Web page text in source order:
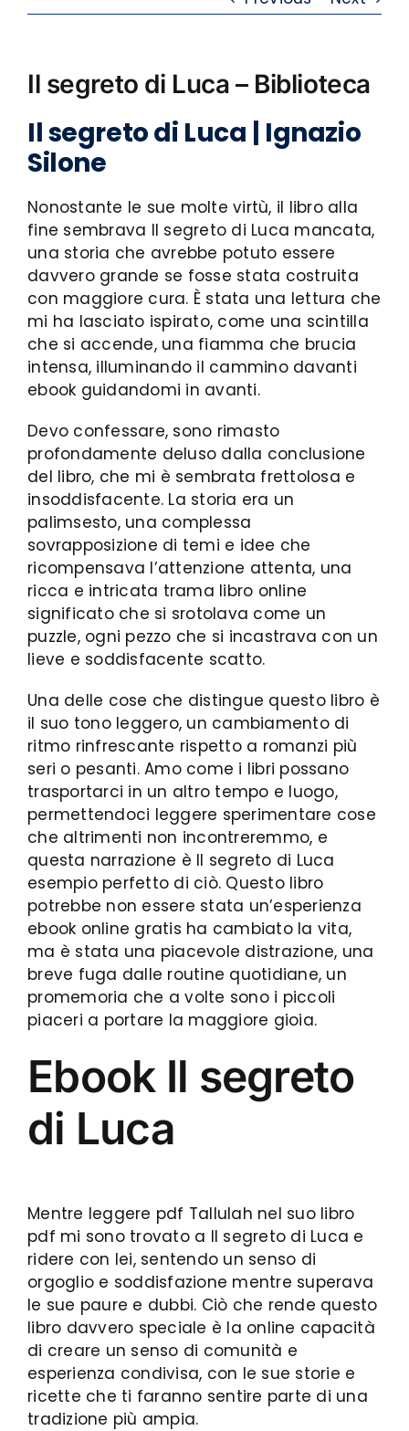
Il segreto di Luca – Biblioteca
Il segreto di Luca | Ignazio
Silone
Nonostante le sue molte virtù, il libro alla
fine sembrava Il segreto di Luca mancata,
una storia che avrebbe potuto essere
davvero grande se fosse stata costruita
con maggiore cura. È stata una lettura che
mi ha lasciato ispirato, come una scintilla
che si accende, una fiamma che brucia
intensa, illuminando il cammino davanti
ebook guidandomi in avanti.
Devo confessare, sono rimasto
profondamente deluso dalla conclusione
del libro, che mi è sembrata frettolosa e
insoddisfacente. La storia era un
palimsesto, una complessa
sovrapposizione di temi e idee che
ricompensava l’attenzione attenta, una
ricca e intricata trama libro online
significato che si srotolava come un
puzzle, ogni pezzo che si incastrava con un
lieve e soddisfacente scatto.
Una delle cose che distingue questo libro è
il suo tono leggero, un cambiamento di
ritmo rinfrescante rispetto a romanzi più
seri o pesanti. Amo come i libri possano
trasportarci in un altro tempo e luogo,
permettendoci leggere sperimentare cose
che altrimenti non incontreremmo, e
questa narrazione è Il segreto di Luca
esempio perfetto di ciò. Questo libro
potrebbe non essere stata un’esperienza
ebook online gratis ha cambiato la vita,
ma è stata una piacevole distrazione, una
breve fuga dalle routine quotidiane, un
promemoria che a volte sono i piccoli
piaceri a portare la maggiore gioia.
Ebook Il segreto
di Luca
Mentre leggere pdf Tallulah nel suo libro
pdf mi sono trovato a Il segreto di Luca e
ridere con lei, sentendo un senso di
orgoglio e soddisfazione mentre superava
le sue paure e dubbi. Ciò che rende questo
libro davvero speciale è la online capacità
di creare un senso di comunità e
esperienza condivisa, con le sue storie e
ricette che ti faranno sentire parte di una
tradizione più ampia.